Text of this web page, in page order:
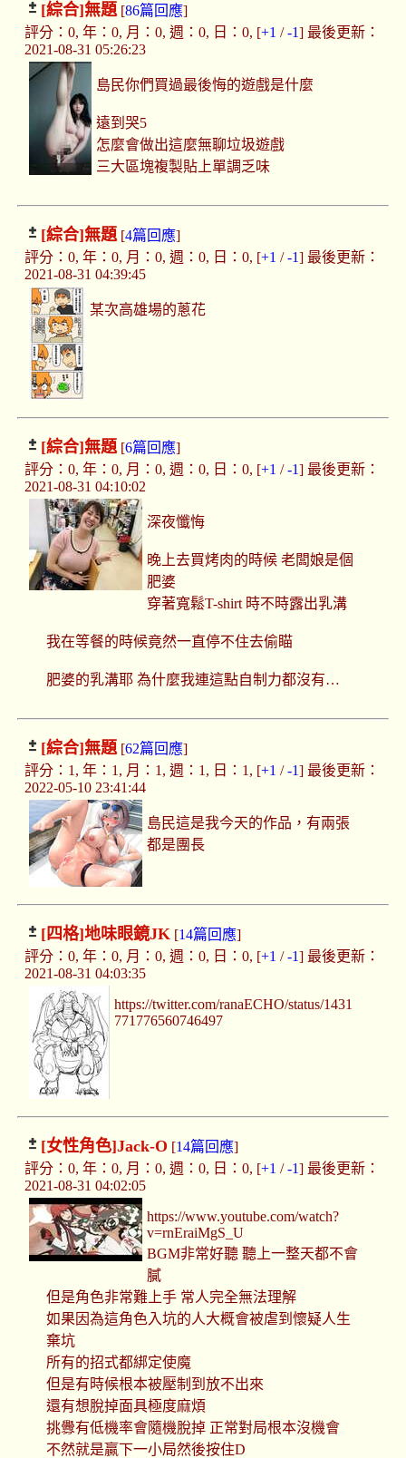
[綜合]無題[86篇回應]
評分：0, 年：0, 月：0, 週：0, 日：0, [+1 /-1] 最後更新：
2021-08-31 05:26:23
島民你們買過最後悔的遊戲是什麼
遠到哭5
怎麼會做出這麼無聊垃圾遊戲
三大區塊複製貼上單調乏味
[綜合]無題[4篇回應]
評分：0, 年：0, 月：0, 週：0, 日：0, [+1 /-1] 最後更新：
2021-08-31 04:39:45
某次高雄場的蔥花
[綜合]無題[6篇回應]
評分：0, 年：0, 月：0, 週：0, 日：0, [+1 /-1] 最後更新：
2021-08-31 04:10:02
深夜懺悔
晚上去買烤肉的時候 老闆娘是個
肥婆
穿著寬鬆T-shirt 時不時露出乳溝
我在等餐的時候竟然一直停不住去偷瞄
肥婆的乳溝耶 為什麼我連這點自制力都沒有…
[綜合]無題[62篇回應]
評分：1, 年：1, 月：1, 週：1, 日：1, [+1 /-1] 最後更新：
2022-05-10 23:41:44
島民這是我今天的作品，有兩張
都是團長
[四格]地味眼鏡JK [14篇回應]
評分：0, 年：0, 月：0, 週：0, 日：0, [+1 /-1] 最後更新：
2021-08-31 04:03:35
https://twitter.com/ranaECHO/status/1431
771776560746497
[女性角色]Jack-O [14篇回應]
評分：0, 年：0, 月：0, 週：0, 日：0, [+1 /-1] 最後更新：
2021-08-31 04:02:05
https://www.youtube.com/watch?
v=rnEraiMgS_U
BGM非常好聽 聽上一整天都不會
膩
但是角色非常難上手 常人完全無法理解
如果因為這角色入坑的人大概會被虐到懷疑人生
棄坑
所有的招式都綁定使魔
但是有時候根本被壓制到放不出來
還有想脫掉面具極度麻煩
挑釁有低機率會隨機脫掉 正常對局根本沒機會
不然就是贏下一小局然後按住D